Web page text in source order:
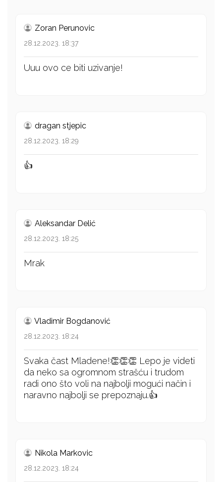
Zoran Perunovic
28.12.2023. 18:37
Uuu ovo ce biti uzivanje!
dragan stjepic
28.12.2023. 18:29
👍
Aleksandar Delić
28.12.2023. 18:25
Mrak
Vladimir Bogdanović
28.12.2023. 18:24
Svaka čast Mladene!👏👏👏 Lepo je videti
da neko sa ogromnom strašću i trudom
radi ono što voli na najbolji mogući način i
naravno najbolji se prepoznaju.👍
Nikola Markovic
28.12.2023. 18:24